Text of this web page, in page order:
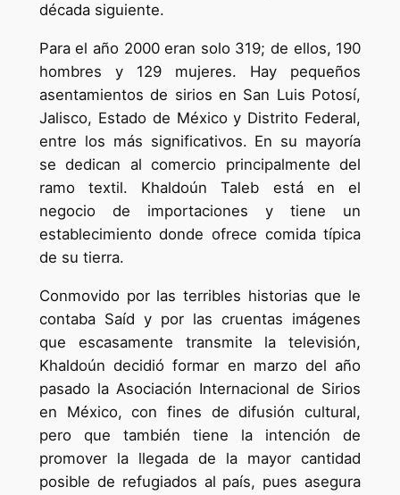
década siguiente.
Para el año 2000 eran solo 319; de ellos, 190
hombres y 129 mujeres. Hay pequeños
asentamientos de sirios en San Luis Potosí,
Jalisco, Estado de México y Distrito Federal,
entre los más significativos. En su mayoría
se dedican al comercio principalmente del
ramo textil. Khaldoún Taleb está en el
negocio de importaciones y tiene un
establecimiento donde ofrece comida típica
de su tierra.
Conmovido por las terribles historias que le
contaba Saíd y por las cruentas imágenes
que escasamente transmite la televisión,
Khaldoún decidió formar en marzo del año
pasado la Asociación Internacional de Sirios
en México, con fines de difusión cultural,
pero que también tiene la intención de
promover la llegada de la mayor cantidad
posible de refugiados al país, pues asegura